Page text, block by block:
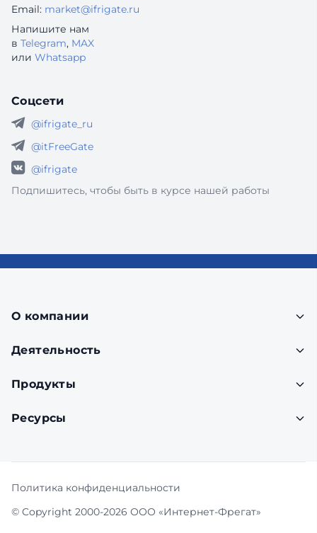
Email: market@ifrigate.ru
Напишите нам
в Telegram, MAX
или Whatsapp
Соцсети
@ifrigate_ru
@itFreeGate
@ifrigate
Подпишитесь, чтобы быть в курсе нашей работы
О компании
Деятельность
Продукты
Ресурсы
© Copyright 2000-2026 ООО «Интернет-Фрегат»
Политика конфиденциальности